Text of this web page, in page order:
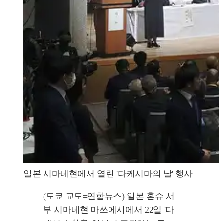
일본 시마네현에서 열린 '다케시마의 날' 행사
(도쿄 교도=연합뉴스) 일본 혼슈 서
부 시마네현 마쓰에시에서 22일 '다